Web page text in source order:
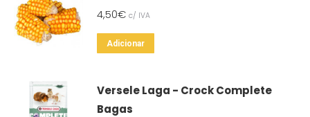
4,50€ c/ IVA
Adicionar
Versele Laga - Crock Complete
Bagas